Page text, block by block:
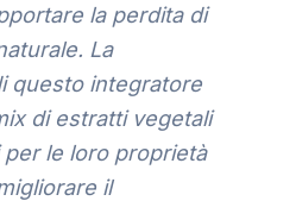
la perdita di
La
questo integratore
di estratti vegetali
le loro proprietà
il